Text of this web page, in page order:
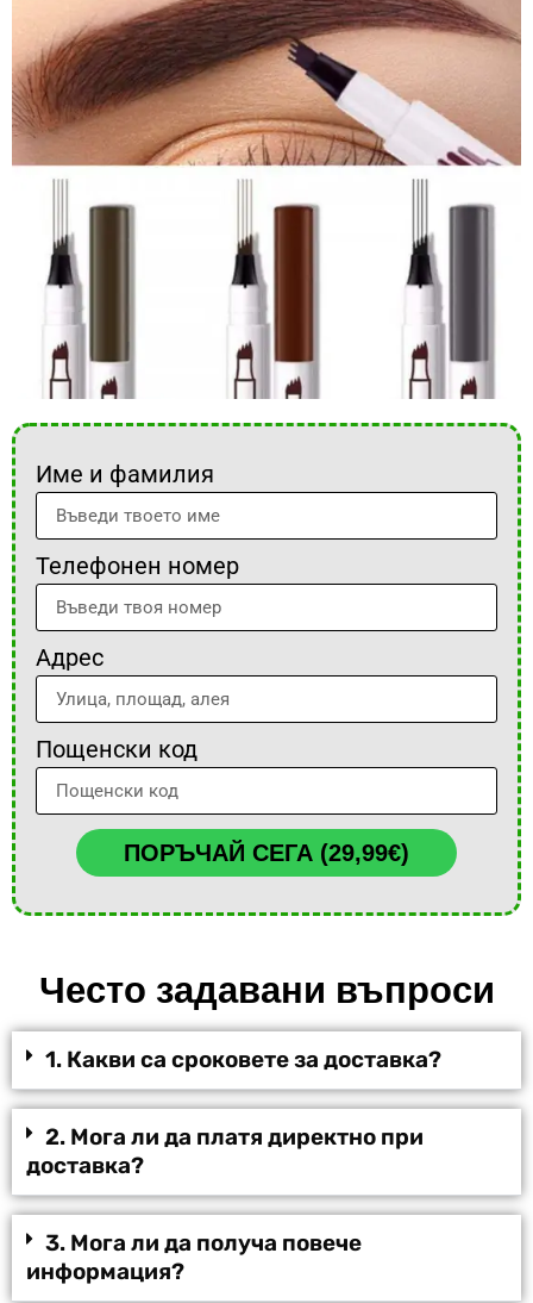
Име и фамилия
Телефонен номер
Адрес
Пощенски код
ПОРЪЧАЙ СЕГА (29,99€)
Често задавани въпроси
1. Какви са сроковете за доставка?
2. Мога ли да платя директно при
доставка?
3. Мога ли да получа повече
информация?